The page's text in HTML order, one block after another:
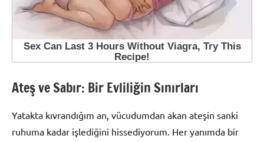
Ateş ve Sabır: Bir Evliliğin Sınırları
Yatakta kıvrandığım an, vücudumdan akan ateşin sanki
ruhuma kadar işlediğini hissediyorum. Her yanımda bir